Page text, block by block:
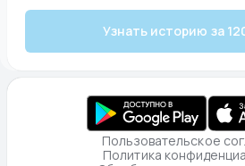
Узнать историю за
Пользовательское
Политика